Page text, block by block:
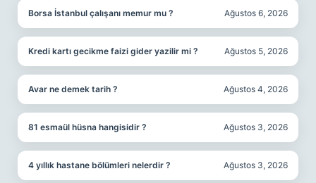
Borsa İstanbul çalışanı memur mu ? Ağustos 6, 2026
Kredi kartı gecikme faizi gider yazilir mi ? Ağustos 5, 2026
Avar ne demek tarih ? Ağustos 4, 2026
81 esmaül hüsna hangisidir ? Ağustos 3, 2026
4 yıllık hastane bölümleri nelerdir ? Ağustos 3, 2026